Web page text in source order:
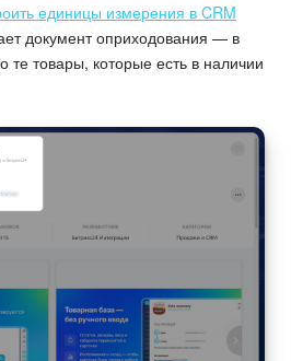
единицы измерения в CRM
документ оприходования — в
те товары, которые есть в наличии